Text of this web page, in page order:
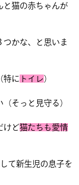
と猫の赤ちゃんが
かな、と思いま
特に トイレ）
そっと見守る）
けど猫たちも愛情
て新生児の息子を